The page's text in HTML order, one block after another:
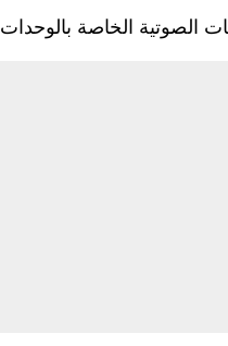
الصوتية الخاصة